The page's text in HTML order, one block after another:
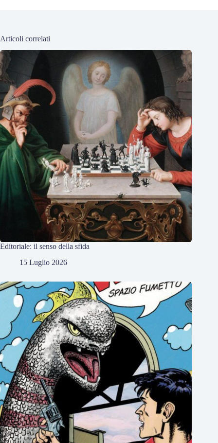
Articoli correlati
Editoriale: il senso della sfida
15 Luglio 2026